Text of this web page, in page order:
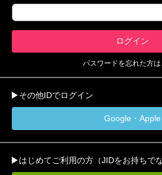
パスワードを忘れた方は
その他IDでログイン
Google・Apple
はじめてご利用の方（JIDをお持ちでな